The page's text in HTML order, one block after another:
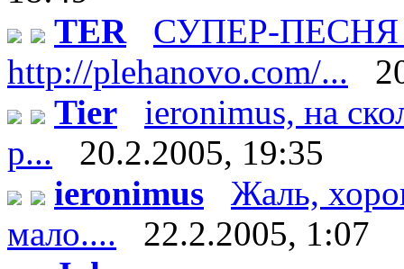
TER
СУПЕР-ПЕСНЯ
http://plehanovo.com/...
Tier
ieronimus, на
р...
20.2.2005, 19:35
ieronimus
Жаль,
мало....
22.2.2005, 1:07